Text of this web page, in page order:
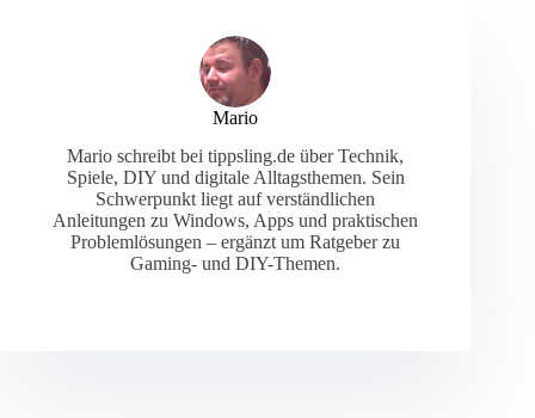
Mario
Mario schreibt bei tippsling.de über Technik,
Spiele, DIY und digitale Alltagsthemen. Sein
Schwerpunkt liegt auf verständlichen
Anleitungen zu Windows, Apps und praktischen
Problemlösungen – ergänzt um Ratgeber zu
Gaming- und DIY-Themen.